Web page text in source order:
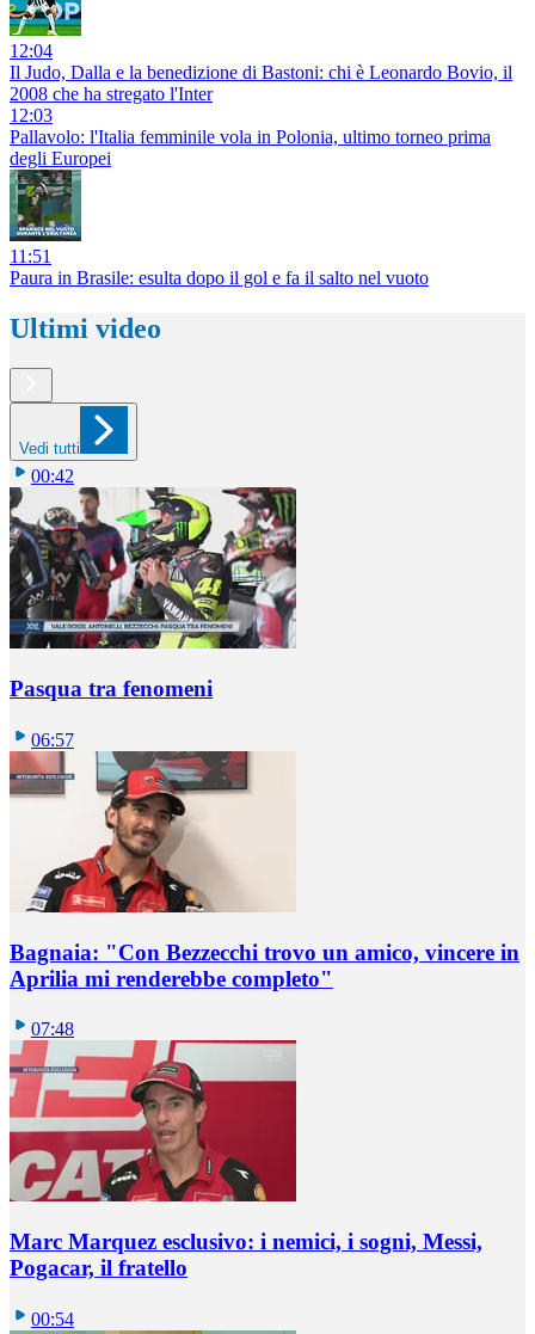
12:04
Il Judo, Dalla e la benedizione di Bastoni: chi è Leonardo Bovio, il
2008 che ha stregato l'Inter
12:03
Pallavolo: l'Italia femminile vola in Polonia, ultimo torneo prima
degli Europei
11:51
Paura in Brasile: esulta dopo il gol e fa il salto nel vuoto
Ultimi video
Vedi tutti
00:42
Pasqua tra fenomeni
06:57
Bagnaia: "Con Bezzecchi trovo un amico, vincere in
Aprilia mi renderebbe completo"
07:48
Marc Marquez esclusivo: i nemici, i sogni, Messi,
Pogacar, il fratello
00:54